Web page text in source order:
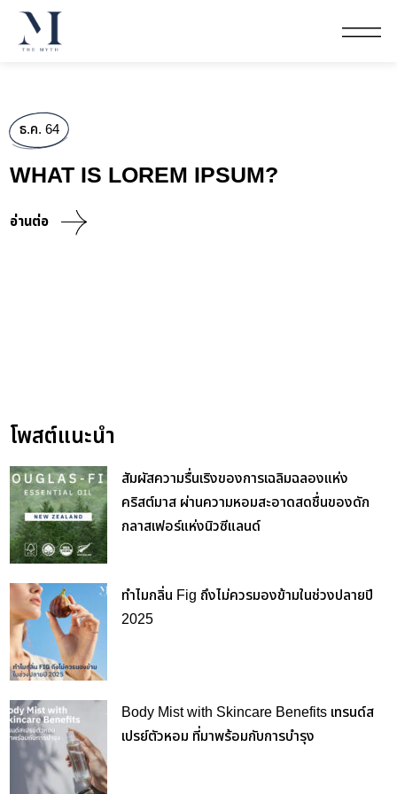
ธ.ค. 64
WHAT IS LOREM IPSUM?
อ่านต่อ
โพสต์แนะนำ
สัมผัสความรื่นเริงของการเฉลิมฉลองแห่ง
คริสต์มาส ผ่านความหอมสะอาดสดชื่นของดัก
กลาสเฟอร์แห่งนิวซีแลนด์
ทำไมกลิ่น Fig ถึงไม่ควรมองข้ามในช่วงปลายปี
2025
Body Mist with Skincare Benefits เทรนด์ส
เปรย์ตัวหอม ที่มาพร้อมกับการบำรุง